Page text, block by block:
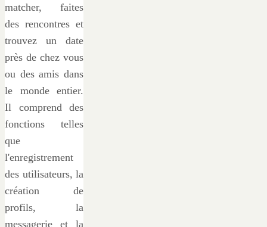
matcher, faites
des rencontres et
trouvez un date
près de chez vous
ou des amis dans
le monde entier.
Il comprend des
fonctions telles
que
l'enregistrement
des utilisateurs, la
création de
profils, la
messagerie et la